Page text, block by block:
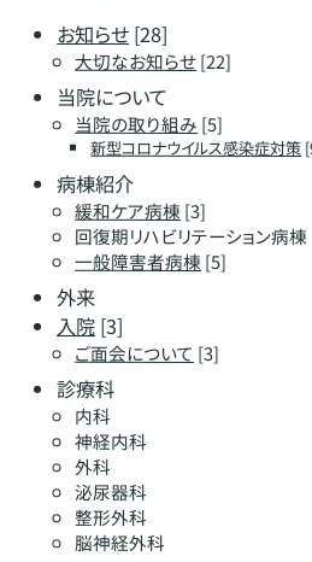
お知らせ[28]
大切なお知らせ[22]
当院について
当院の取り組み [5]
新型コロナウイルス感染症対策
病棟紹介
緩和ケア病棟 [3]
回復期リハビリテーション病棟
一般障害者病棟 [5]
外来
入院[3]
ご面会について [3]
診療科
内科
神経内科
外科
泌尿器科
整形外科
脳神経外科